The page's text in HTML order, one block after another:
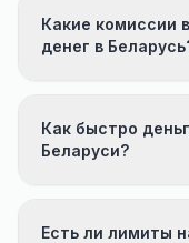
Какие комиссии
денег в
Как быстро
Беларуси?
Есть ли лимиты